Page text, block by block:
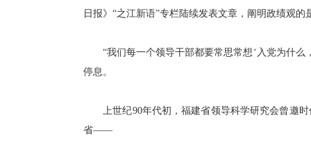
日报》“之江新语”专栏陆续发表文章，阐明政绩观的
“我们每一个领导干部都要常思常想‘入党为什么
停息。
上世纪90年代初，福建省领导科学研究会曾邀时
省——